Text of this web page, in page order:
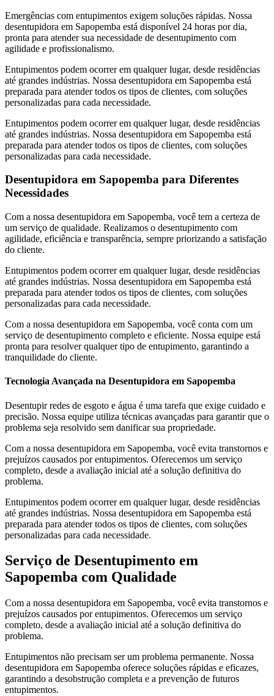
Emergências com entupimentos exigem soluções rápidas. Nossa
desentupidora em Sapopemba está disponível 24 horas por dia,
pronta para atender sua necessidade de desentupimento com
agilidade e profissionalismo.
Entupimentos podem ocorrer em qualquer lugar, desde residências
até grandes indústrias. Nossa desentupidora em Sapopemba está
preparada para atender todos os tipos de clientes, com soluções
personalizadas para cada necessidade.
Entupimentos podem ocorrer em qualquer lugar, desde residências
até grandes indústrias. Nossa desentupidora em Sapopemba está
preparada para atender todos os tipos de clientes, com soluções
personalizadas para cada necessidade.
Desentupidora em Sapopemba para Diferentes
Necessidades
Com a nossa desentupidora em Sapopemba, você tem a certeza de
um serviço de qualidade. Realizamos o desentupimento com
agilidade, eficiência e transparência, sempre priorizando a satisfação
do cliente.
Entupimentos podem ocorrer em qualquer lugar, desde residências
até grandes indústrias. Nossa desentupidora em Sapopemba está
preparada para atender todos os tipos de clientes, com soluções
personalizadas para cada necessidade.
Com a nossa desentupidora em Sapopemba, você conta com um
serviço de desentupimento completo e eficiente. Nossa equipe está
pronta para resolver qualquer tipo de entupimento, garantindo a
tranquilidade do cliente.
Tecnologia Avançada na Desentupidora em Sapopemba
Desentupir redes de esgoto e água é uma tarefa que exige cuidado e
precisão. Nossa equipe utiliza técnicas avançadas para garantir que o
problema seja resolvido sem danificar sua propriedade.
Com a nossa desentupidora em Sapopemba, você evita transtornos e
prejuízos causados por entupimentos. Oferecemos um serviço
completo, desde a avaliação inicial até a solução definitiva do
problema.
Entupimentos podem ocorrer em qualquer lugar, desde residências
até grandes indústrias. Nossa desentupidora em Sapopemba está
preparada para atender todos os tipos de clientes, com soluções
personalizadas para cada necessidade.
Serviço de Desentupimento em
Sapopemba com Qualidade
Com a nossa desentupidora em Sapopemba, você evita transtornos e
prejuízos causados por entupimentos. Oferecemos um serviço
completo, desde a avaliação inicial até a solução definitiva do
problema.
Entupimentos não precisam ser um problema permanente. Nossa
desentupidora em Sapopemba oferece soluções rápidas e eficazes,
garantindo a desobstrução completa e a prevenção de futuros
entupimentos.